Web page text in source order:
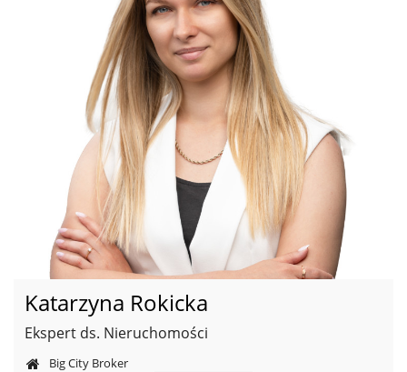
Katarzyna Rokicka
Ekspert ds. Nieruchomości
Big City Broker